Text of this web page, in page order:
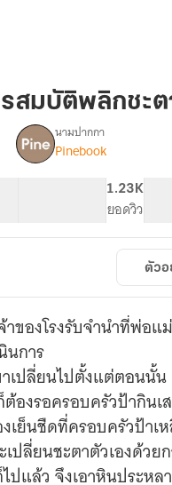
สมบัติพลิกชะต
นามปากกา
Pinebook
1.23K
ยอดวิว
ตัวอ
าของโรงรับจำนำที่พ่อแ
นการ
เปลี่ยนไปตั้งแต่ตอนนั้น
องรอครอบครัวป้ากิน
เย็นชืดที่ครอบครัวป้าเ
ปลี่ยนชะตาตัวเองด้วย
ปแล้ว จึงเอาหินประห